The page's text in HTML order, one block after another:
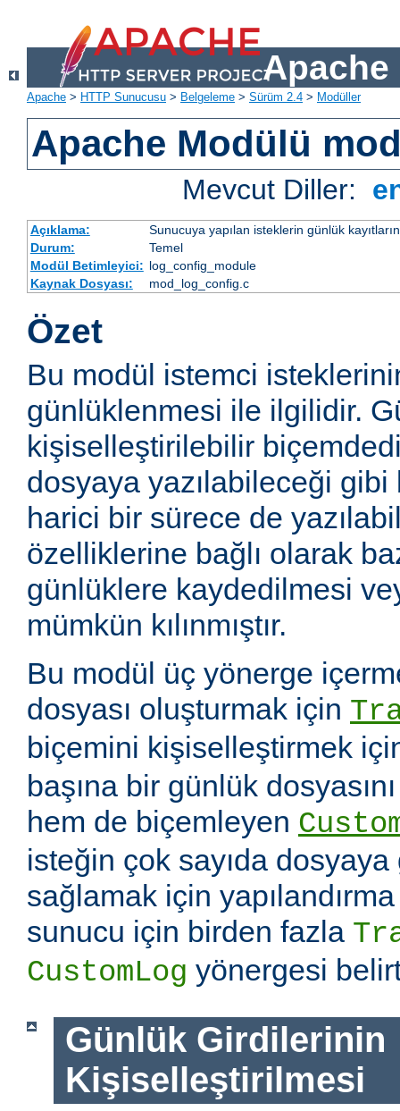
Apache
Apache > HTTP Sunucusu > Belgeleme > Sürüm 2.4 > Modüller
Apache Modülü
Mevcut Diller:
Açıklama:
Sunucuya yapılan isteklerin günlük
Durum:
Temel
Modül Betimleyici: log_config_module
Kaynak Dosyası:
mod_log_config.c
Özet
Bu modül istemci
günlüklenmesi ile ilgilidir.
kişiselleştirilebilir
dosyaya yazılabileceği
harici bir sürece de
özelliklerine bağlı olarak
günlüklere kaydedilmesi
mümkün kılınmıştır.
Bu modül üç yönerge
dosyası oluşturmak için
biçemini kişiselleştirmek
başına bir günlük
hem de biçemleyen
isteğin çok sayıda
sağlamak için
sunucu için birden fazla
CustomLog yönergesi
Günlük Girdilerinin
Kişiselleştirilmesi